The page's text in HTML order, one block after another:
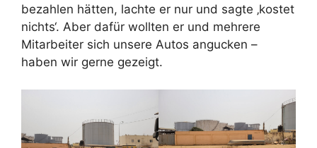
bezahlen hätten, lachte er nur und sagte ‚kostet
nichts‘. Aber dafür wollten er und mehrere
Mitarbeiter sich unsere Autos angucken –
haben wir gerne gezeigt.